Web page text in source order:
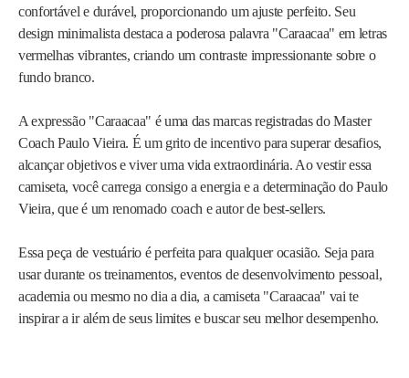
confortável e durável, proporcionando um ajuste perfeito. Seu
design minimalista destaca a poderosa palavra "Caraacaa" em letras
vermelhas vibrantes, criando um contraste impressionante sobre o
fundo branco.
A expressão "Caraacaa" é uma das marcas registradas do Master
Coach Paulo Vieira. É um grito de incentivo para superar desafios,
alcançar objetivos e viver uma vida extraordinária. Ao vestir essa
camiseta, você carrega consigo a energia e a determinação do Paulo
Vieira, que é um renomado coach e autor de best-sellers.
Essa peça de vestuário é perfeita para qualquer ocasião. Seja para
usar durante os treinamentos, eventos de desenvolvimento pessoal,
academia ou mesmo no dia a dia, a camiseta "Caraacaa" vai te
inspirar a ir além de seus limites e buscar seu melhor desempenho.